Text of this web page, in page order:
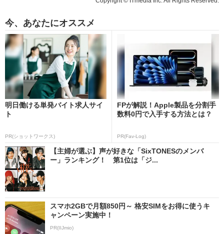
今、あなたにオススメ
明日働ける単発バイト求人サイ
ト
PR(ショットワークス)
FPが解説！Apple製品を分割手
数料0円で入手する方法とは？
PR(Fav-Log)
【主婦が選ぶ】声が好きな「SixTONESのメンバ
ー」ランキング！ 第1位は「ジ...
スマホ2GBで月額850円～ 格安SIMをお得に使うキ
ャンペーン実施中！
PR(IIJmio)